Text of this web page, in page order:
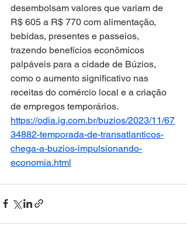
desembolsam valores que variam de
R$ 605 a R$ 770 com alimentação,
bebidas, presentes e passeios,
trazendo benefícios econômicos
palpáveis para a cidade de Búzios,
como o aumento significativo nas
receitas do comércio local e a criação
de empregos temporários.
https://odia.ig.com.br/buzios/2023/11/67
34882-temporada-de-transatlanticos-
chega-a-buzios-impulsionando-
economia.html